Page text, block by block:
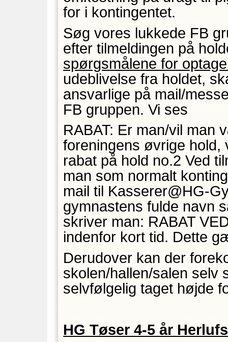
for i kontingentet.
Søg vores lukkede FB
efter tilmeldingen på
spørgsmålene for
udeblivelse fra holdet,
ansvarlige på mail/
FB gruppen. Vi ses
RABAT: Er man/vil man
foreningens øvrige hold,
rabat på hold no.2 Ved
man som normalt
mail til Kasserer@HG-
gymnastens fulde navn
skriver man: RABAT
indenfor kort tid. Dette
Derudover kan der
skolen/hallen/salen selv
selvfølgelig taget højde
HG Tøser 4-5 år